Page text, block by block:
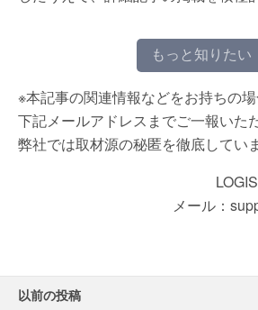
もっと知りたい
※本記事の関連情報などをお持ちの
下記メールアドレスまでご一報いた
弊社では取材源の秘匿を徹底していま
メール：
以前の投稿